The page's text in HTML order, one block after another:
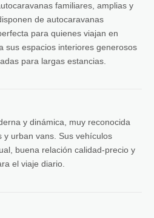
familiares, amplias y
de autocaravanas
para quienes viajan en
sus espacios interiores generosos
para largas estancias.
y dinámica, muy reconocida
y urban vans. Sus vehículos
buena relación calidad-precio y
el viaje diario.